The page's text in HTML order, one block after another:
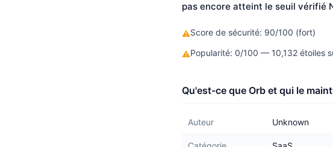
pas encore atteint le seuil vérifié
⚠Score de sécurité: 90/100 (fort)
⚠Popularité: 0/100 — 10,132 étoiles
Qu'est-ce que Orb et qui le
Auteur Unknown